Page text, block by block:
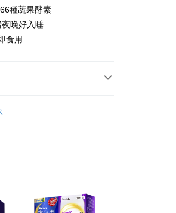
すると、携帯電話認証ウィン
ださい。
品はご指定の住所に配送されま
届きます。
受け取れない場合があります
商品）。そのため、商品到着
無料
種蔬果酵素
晚好入睡
食用